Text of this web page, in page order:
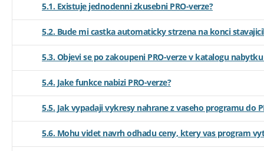
5.1. Existuje jednodenni zkusebni PRO-verze?
5.2. Bude mi castka automaticky strzena na konci
5.3. Objevi se po zakoupeni PRO-verze v katalogu
5.4. Jake funkce nabizi PRO-verze?
5.5. Jak vypadaji vykresy nahrane z vaseho programu do
5.6. Mohu videt navrh odhadu ceny, ktery vas program